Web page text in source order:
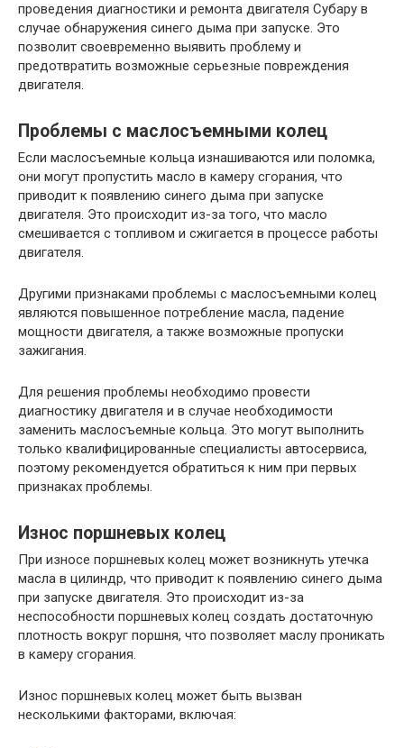
проведения диагностики и ремонта двигателя Субару в
случае обнаружения синего дыма при запуске. Это
позволит своевременно выявить проблему и
предотвратить возможные серьезные повреждения
двигателя.
Проблемы с маслосъемными колец
Если маслосъемные кольца изнашиваются или поломка,
они могут пропустить масло в камеру сгорания, что
приводит к появлению синего дыма при запуске
двигателя. Это происходит из-за того, что масло
смешивается с топливом и сжигается в процессе работы
двигателя.
Другими признаками проблемы с маслосъемными колец
являются повышенное потребление масла, падение
мощности двигателя, а также возможные пропуски
зажигания.
Для решения проблемы необходимо провести
диагностику двигателя и в случае необходимости
заменить маслосъемные кольца. Это могут выполнить
только квалифицированные специалисты автосервиса,
поэтому рекомендуется обратиться к ним при первых
признаках проблемы.
Износ поршневых колец
При износе поршневых колец может возникнуть утечка
масла в цилиндр, что приводит к появлению синего дыма
при запуске двигателя. Это происходит из-за
неспособности поршневых колец создать достаточную
плотность вокруг поршня, что позволяет маслу проникать
в камеру сгорания.
Износ поршневых колец может быть вызван
несколькими факторами, включая: